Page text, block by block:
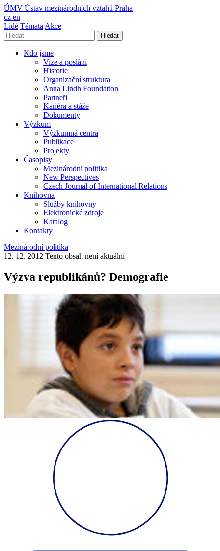
ÚMV Ústav mezinárodních vztahů Praha
cz en
Lidé Témata Akce
Hledat
Kdo jsme
Vize a poslání
Historie
Organizační struktura
Anna Lindh Foundation
Partneři
Kariéra a stáže
Dokumenty
Výzkum
Výzkumná centra
Publikace
Projekty
Časopisy
Mezinárodní politika
New Perspectives
Czech Journal of International Relations
Knihovna
Služby knihovny
Elektronické zdroje
Katalog
Kontakty
Mezinárodní politika
12. 12. 2012 Tento obsah není aktuální
Výzva republikánů? Demografie